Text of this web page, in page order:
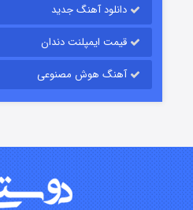
قسمت2 (دوبله)
دانلود آهنگ جدید
قیمت ایمپلنت دندان
آهنگ هوش مصنوعی